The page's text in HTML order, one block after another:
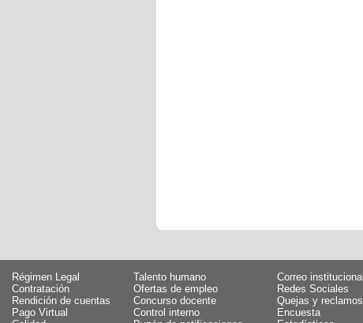
Régimen Legal
Talento humano
Contratación
Ofertas de empleo
Rendición de cuentas
Concurso docente
Pago Virtual
Control interno
Correo institucional
Redes Sociales
Quejas y reclamos
Encuesta